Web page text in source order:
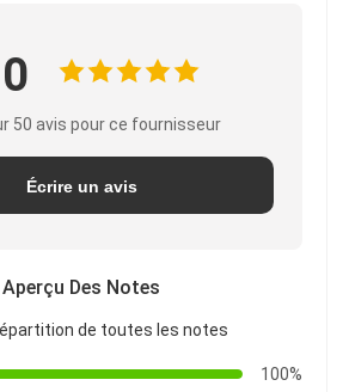
50 avis pour ce fournisseur
Écrire un avis
Aperçu Des Notes
de toutes les notes
100%